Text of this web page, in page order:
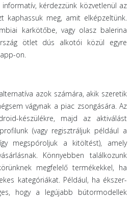
kérdezzünk közvetlenül az
kaphassuk meg, amit elképzeltünk.
karkötőbe, vagy olasz balerina
ötlet dús alkotói közül egyre
on.
azok számára, akik szeretik
vágynak a piac zsongására. Az
készülékre, majd az aktiválást
(vagy regisztráljuk például a
megspóroljuk a kitöltést), amely
Könnyebben találkozunk
megfelelő termékekkel, ha
kategóriákat. Például, ha ékszer-
hogy a legújabb bútormodellek